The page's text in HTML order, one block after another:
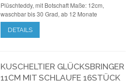
Plüschteddy, mit Botschaft Maße: 12cm,
waschbar bis 30 Grad, ab 12 Monate
DETAILS
KUSCHELTIER GLÜCKSBRINGER
11CM MIT SCHLAUFE 16STÜCK